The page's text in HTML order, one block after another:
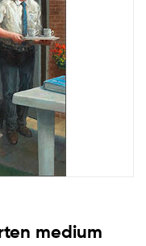
medium